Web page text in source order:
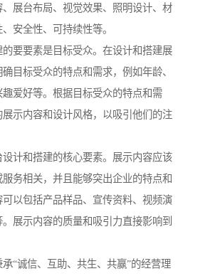
、展台布局、视觉效果、照明设计、材
安全性、可持续性等。
的要要素是目标受众。在设计和搭建展
目标受众的特点和需求，例如年龄、
爱好等。根据目标受众的特点和需
示内容和设计风格，以吸引他们的注
设计和搭建的核心要素。展示内容应该
务相关，并且能够突出企业的特点和
以包括产品样品、宣传资料、视频演
展示内容的质量和吸引力直接影响到
“诚信、互助、共生、共赢”的经营理